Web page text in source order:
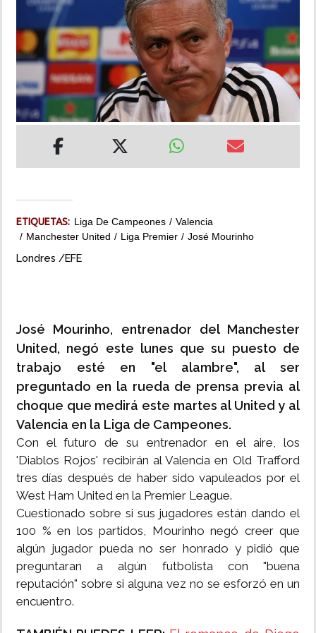
MUNDO
INSÓLITAS
MULTIMEDIA
ETIQUETAS: Liga De Campeones
Valencia
Manchester United
Liga Premier José Mourinho
Londres /EFE
José Mourinho, entrenador del Manchester
United, negó este lunes que su puesto de
trabajo esté en "el alambre", al ser
preguntado en la rueda de prensa previa al
choque que medirá este martes al United y al
Valencia en la Liga de Campeones.
Con el futuro de su entrenador en el aire, los
'Diablos Rojos' recibirán al Valencia en Old Trafford
tres días después de haber sido vapuleados por el
West Ham United en la Premier League.
Cuestionado sobre si sus jugadores están dando el
100 % en los partidos, Mourinho negó creer que
algún jugador pueda no ser honrado y pidió que
preguntaran a algún futbolista con "buena
reputación" sobre si alguna vez no se esforzó en un
encuentro.